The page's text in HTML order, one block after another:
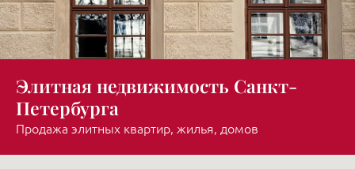
Элитная недвижимость Санкт-
Петербурга
Продажа элитных квартир, жилья, домов